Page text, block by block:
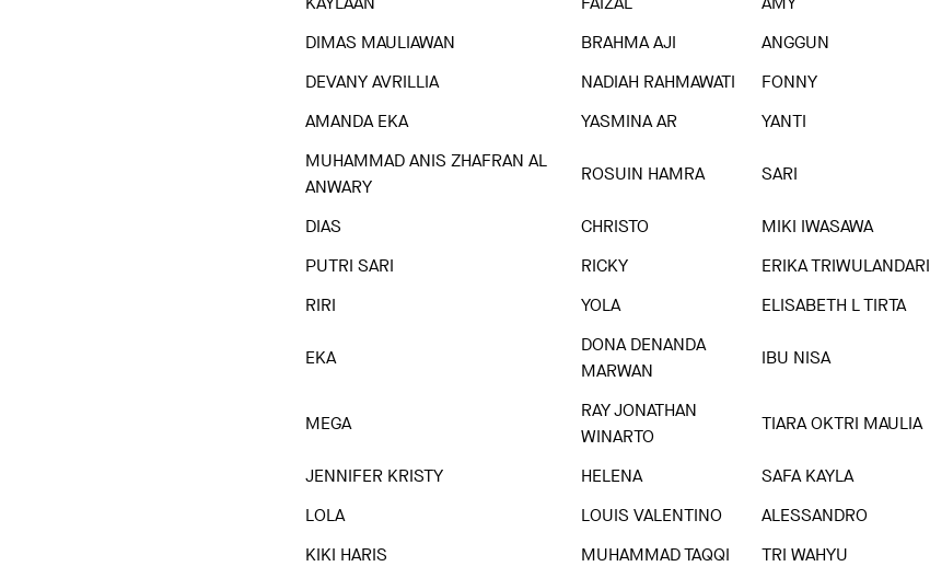
DIMAS MAULIAWAN
BRAHMA AJI ANGGUN
DEVANY AVRILLIA
NADIAH RAHMAWATI FONNY
AMANDA EKA
YASMINA AR YANTI
MUHAMMAD ANIS ZHAFRAN AL
ANWARY
ROSUIN HAMRA SARI
DIAS CHRISTO MIKI IWASAWA
PUTRI SARI
RICKY ERIKA TRIWULANDARI
RIRI
YOLA ELISABETH L TIRTA
EKA
DONA DENANDA
MARWAN
IBU NISA
MEGA
RAY JONATHAN
WINARTO
TIARA OKTRI MAULIA
JENNIFER KRISTY HELENA SAFA KAYLA
LOLA
LOUIS VALENTINO ALESSANDRO
KIKI HARIS
MUHAMMAD TAQQI TRI WAHYU